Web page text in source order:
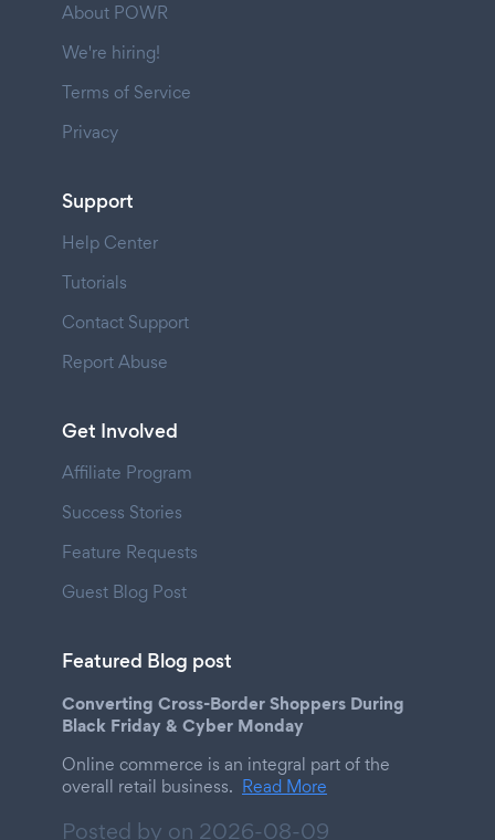
About POWR
We're hiring!
Terms of Service
Privacy
Support
Help Center
Tutorials
Contact Support
Report Abuse
Get Involved
Affiliate Program
Success Stories
Feature Requests
Guest Blog Post
Featured Blog post
Converting Cross-Border Shoppers During
Black Friday & Cyber Monday
Online commerce is an integral part of the
overall retail business. Read More
Posted by on 2026-08-09